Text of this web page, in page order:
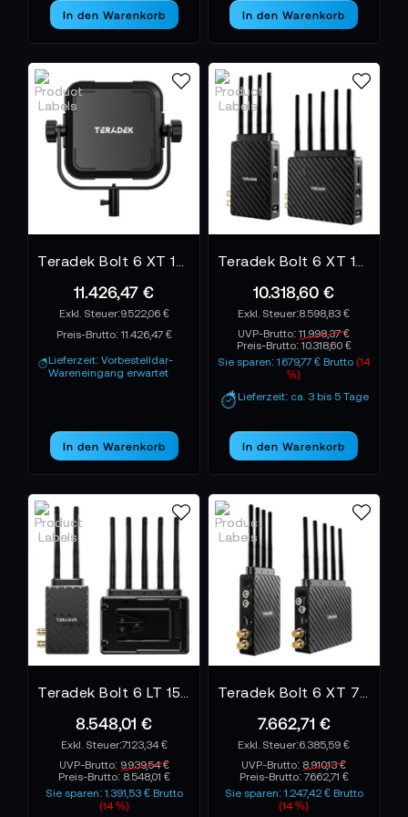
entfalten ihre Stärken besonders in Umgebungen mit
hoher Funklast oder großen Distanzen. Wer Kameras
ununterbrochene Verbindung halten muss, findet in
dieser Serie eine der stabilsten Lösungen der
Branche.
In den Warenkorb In den Warenkorb
11.426,47 €
9.522,06 €
Preis-Brutto: 11.426,47 €
Lieferzeit: Vorbestelldar-
Wareneingang erwartet
In den Warenkorb
10.318,60 €
8.598,83 €
UVP-Brutto:11.998,37 €
Preis-Brutto: 10.318,60 €
Sie sparen: 1.679,77 € Brutto(14
%)
Lieferzeit: ca. 3 bis 5 Tage
In den Warenkorb
8.548,01 €
7.123,34 €
UVP-Brutto: 9.939,54 €
Preis-Brutto: 8.548,01 €
Sie sparen: 1.391,53 € Brutto
(14 %)
7.662,71 €
6.385,59 €
UVP-Brutto: 8.910,13 €
Preis-Brutto: 7.662,71 €
Sie sparen: 1.247,42 € Brutto
(14 %)